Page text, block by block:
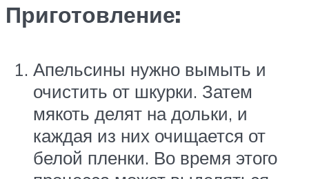
Приготовление:
Апельсины нужно вымыть и
очистить от шкурки. Затем
мякоть делят на дольки, и
каждая из них очищается от
белой пленки. Во время этого